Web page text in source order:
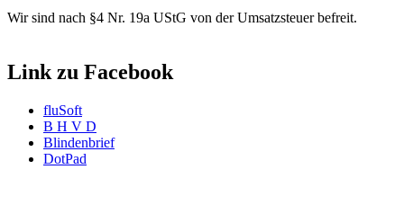
Wir sind nach §4 Nr. 19a UStG von der Umsatzsteuer befreit.
Link zu Facebook
fluSoft
B H V D
Blindenbrief
DotPad